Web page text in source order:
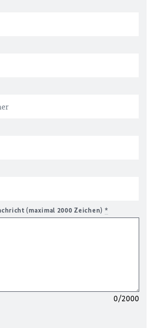
(maximal 2000 Zeichen) *
0/2000